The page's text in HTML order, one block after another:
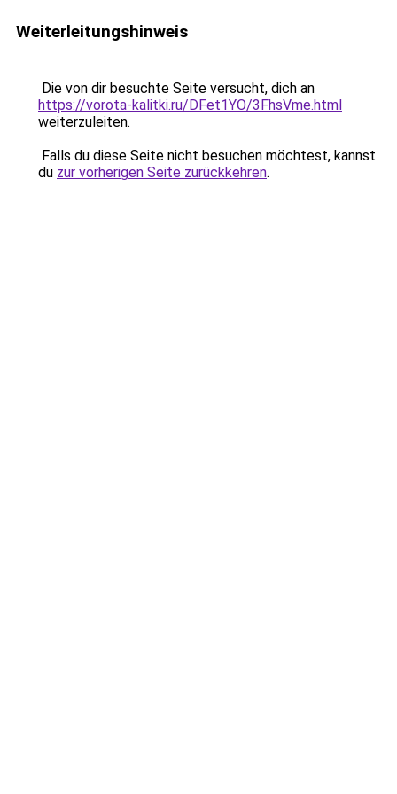
Weiterleitungshinweis
Die von dir besuchte Seite versucht, dich an
https://vorota-kalitki.ru/DFet1YO/3FhsVme.html
weiterzuleiten.
Falls du diese Seite nicht besuchen möchtest, kannst
du zur vorherigen Seite zurückkehren.